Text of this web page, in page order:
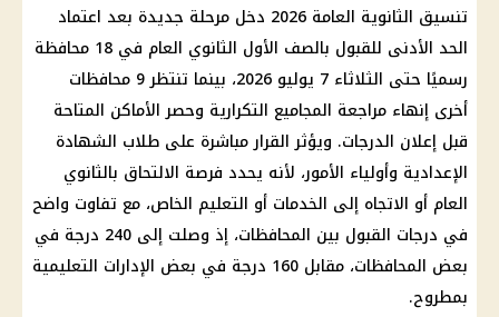
تنسيق الثانوية العامة 2026 دخل مرحلة جديدة بعد اعتماد
الحد الأدنى للقبول بالصف الأول الثانوي العام في 18 محافظة
رسميًا حتى الثلاثاء 7 يوليو 2026، بينما تنتظر 9 محافظات
أخرى إنهاء مراجعة المجاميع التكرارية وحصر الأماكن المتاحة
قبل إعلان الدرجات. ويؤثر القرار مباشرة على طلاب الشهادة
الإعدادية وأولياء الأمور، لأنه يحدد فرصة الالتحاق بالثانوي
العام أو الاتجاه إلى الخدمات أو التعليم الخاص، مع تفاوت واضح
في درجات القبول بين المحافظات، إذ وصلت إلى 240 درجة في
بعض المحافظات، مقابل 160 درجة في بعض الإدارات التعليمية
بمطروح.